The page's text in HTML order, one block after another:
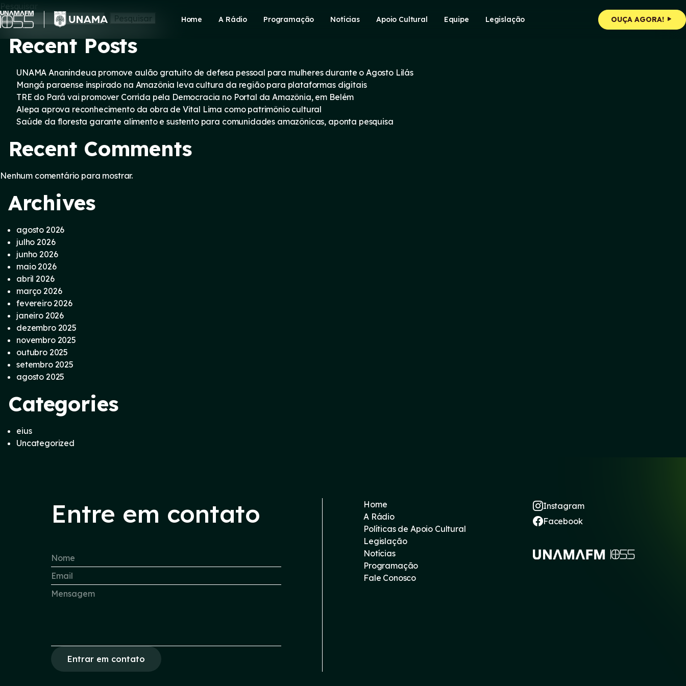
Skip
to
content
Home A Rádio Programação Notícias Apoio Cultural Equipe Legislação OUÇA AGORA!
Pesquisar
Pesquisar
Recent Posts
UNAMA Ananindeua promove aulão gratuito de defesa pessoal para mulheres durante o Agosto Lilás
Mangá paraense inspirado na Amazônia leva cultura da região para plataformas digitais
TRE do Pará vai promover Corrida pela Democracia no Portal da Amazônia, em Belém
Alepa aprova reconhecimento da obra de Vital Lima como patrimônio cultural
Saúde da floresta garante alimento e sustento para comunidades amazônicas, aponta pesquisa
Recent Comments
Nenhum comentário para mostrar.
Archives
agosto 2026
julho 2026
junho 2026
maio 2026
abril 2026
março 2026
fevereiro 2026
janeiro 2026
dezembro 2025
novembro 2025
outubro 2025
setembro 2025
agosto 2025
Categories
eius
Uncategorized
Entre em contato
Entrar em contato
Home
A Rádio
Políticas de Apoio Cultural
Legislação
Notícias
Programação
Fale Conosco
Instagram
Facebook